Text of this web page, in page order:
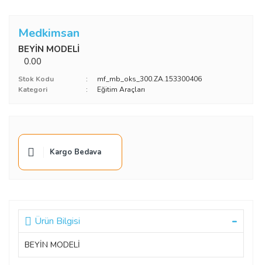
Medkimsan
BEYİN MODELİ
0.00
Stok Kodu
mf_mb_oks_300.ZA.153300406
Kategori
Eğitim Araçları
Kargo Bedava
Ürün Bilgisi
BEYİN MODELİ